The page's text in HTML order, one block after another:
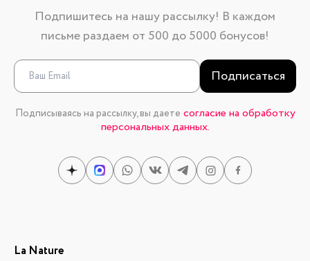
Подпишитесь на нашу рассылку! В каждом
письме раздаем от 500 до 5000 бонусов!
Подписаться
Подписываясь на рассылку, вы даете согласие на обработку
персональных данных.
La Nature